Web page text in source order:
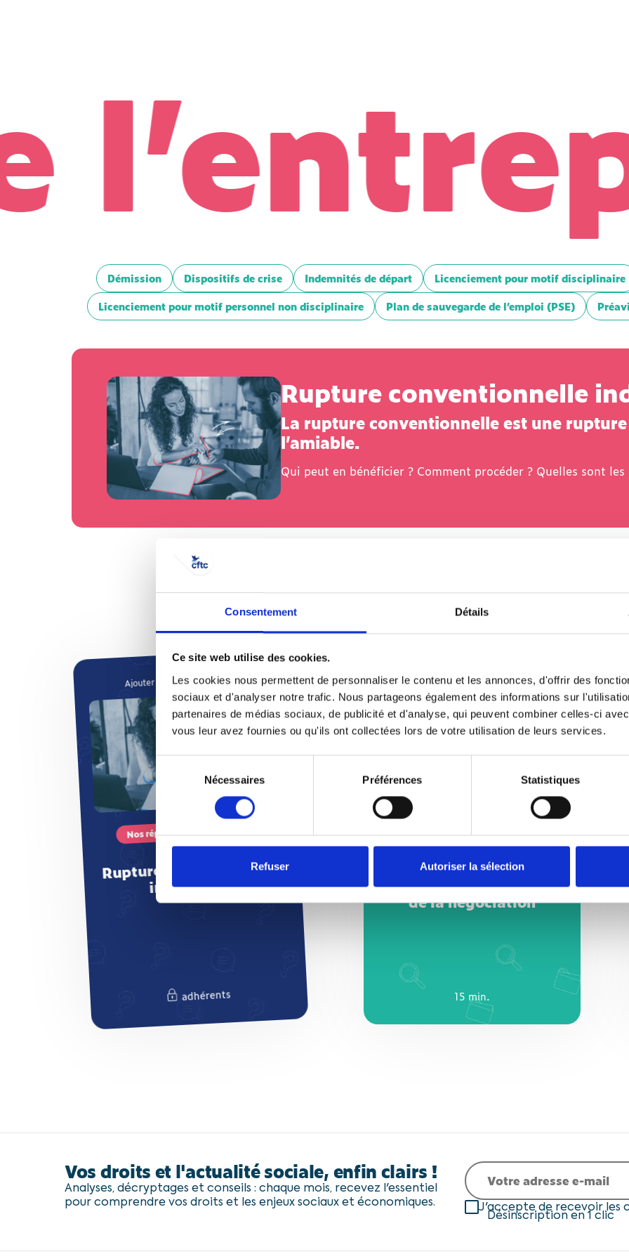
Consentement Détails
Ce site web utilise des cookies.
Les cookies nous permettent de personnaliser le contenu et les annonces, d'offrir des
sociaux et d'analyser notre trafic. Nous partageons également des informations sur
partenaires de médias sociaux, de publicité et d'analyse, qui peuvent combiner celles-ci
vous leur avez fournies ou qu'ils ont collectées lors de votre utilisation de leurs services.
du
consentement
Nécessaires Préférences Statistiques
Refuser Autoriser la sélection
Démission Dispositifs de crise Indemnités de départ Licenciement pour motif disciplinaire
Licenciement pour motif personnel non disciplinaire
Plan de sauvegarde de l’emploi (PSE)
Rupture conventionnelle
La rupture conventionnelle est une
l’amiable.
Qui peut en bénéficier ? Comment procéder ? Quelles sont
Nos réponses à vos questions
Rupture conventionnelle
individuelle
adhérents
Nos réponses à vos questions
Rupture conventionnelle
individuelle
La rupture conventionnelle permet à un
salarié de quitter son travail d’un commun
accord avec l’employeur. La CFTC répond à
vos questions sur les conditions de départ et
adhérents
Rupture conventionnelle
individuelle : les étapes
de la négociation
15 min.
Dossier
Rupture conventionnelle
individuelle : les étapes
de la négociation
conventionnelle sont fixées librement par
l’employeur et le salarié, la loi impose
toutefois des étapes précises : leur respect
conditionne la validité de la procédure.
15 min.
Vos droits et l'actualité sociale, enfin clairs !
Analyses, décryptages et conseils : chaque mois, recevez l'essentiel
pour comprendre vos droits et les enjeux sociaux et économiques.
J'accepte de recevoir les
Désinscription en 1 clic